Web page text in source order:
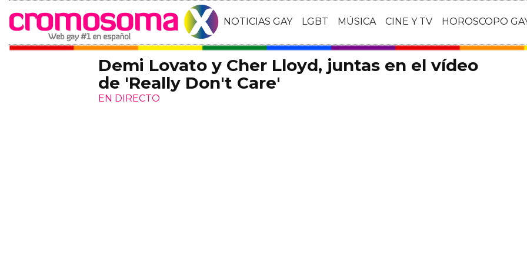
NOTICIAS GAY LGBT MÚSICA CINE Y TV HOROSCOPO
Demi Lovato y Cher Lloyd, juntas en el vídeo
de 'Really Don't Care'
EN DIRECTO